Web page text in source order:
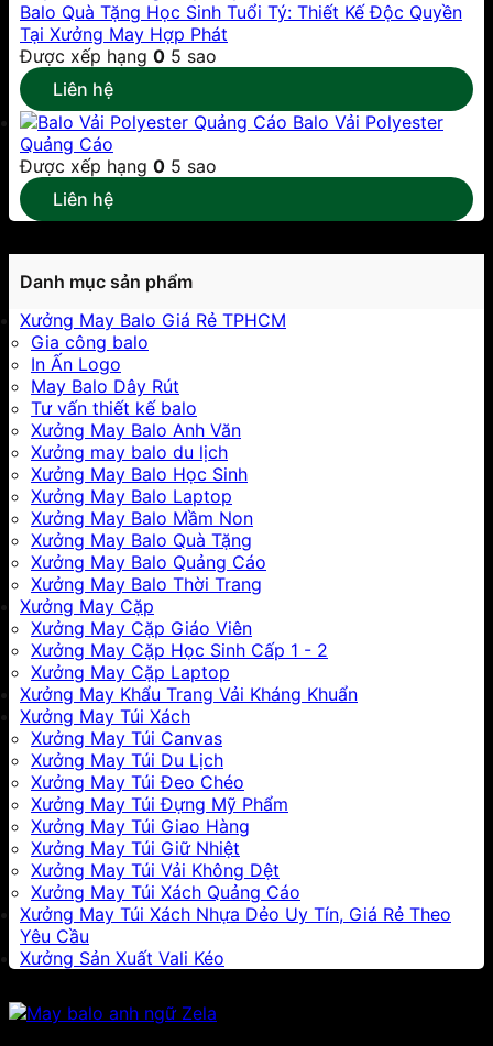
Balo Quà Tặng Học Sinh Tuổi Tý: Thiết Kế Độc Quyền
Tại Xưởng May Hợp Phát
Được xếp hạng 0 5 sao
Liên hệ
Balo Vải Polyester
Quảng Cáo
Được xếp hạng 0 5 sao
Liên hệ
Danh mục sản phẩm
Xưởng May Balo Giá Rẻ TPHCM
Gia công balo
In Ấn Logo
May Balo Dây Rút
Tư vấn thiết kế balo
Xưởng May Balo Anh Văn
Xưởng may balo du lịch
Xưởng May Balo Học Sinh
Xưởng May Balo Laptop
Xưởng May Balo Mầm Non
Xưởng May Balo Quà Tặng
Xưởng May Balo Quảng Cáo
Xưởng May Balo Thời Trang
Xưởng May Cặp
Xưởng May Cặp Giáo Viên
Xưởng May Cặp Học Sinh Cấp 1 - 2
Xưởng May Cặp Laptop
Xưởng May Khẩu Trang Vải Kháng Khuẩn
Xưởng May Túi Xách
Xưởng May Túi Canvas
Xưởng May Túi Du Lịch
Xưởng May Túi Đeo Chéo
Xưởng May Túi Đựng Mỹ Phẩm
Xưởng May Túi Giao Hàng
Xưởng May Túi Giữ Nhiệt
Xưởng May Túi Vải Không Dệt
Xưởng May Túi Xách Quảng Cáo
Xưởng May Túi Xách Nhựa Dẻo Uy Tín, Giá Rẻ Theo
Yêu Cầu
Xưởng Sản Xuất Vali Kéo